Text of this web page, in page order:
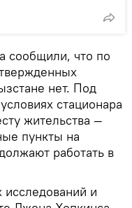
сообщили, что по
нет. Под
стационара
жительства —
пункты на
работать в
и